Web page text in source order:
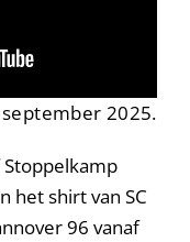
september 2025.
het shirt van SC
96 vanaf